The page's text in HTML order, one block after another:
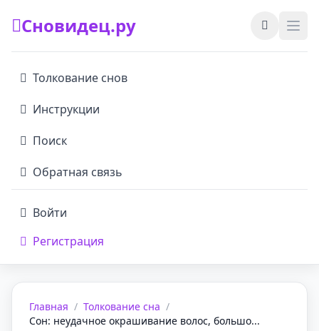
Сновидец.ру
Толкование снов
Инструкции
Поиск
Обратная связь
Войти
Регистрация
Главная / Толкование сна /
Сон: неудачное окрашивание волос, большо...